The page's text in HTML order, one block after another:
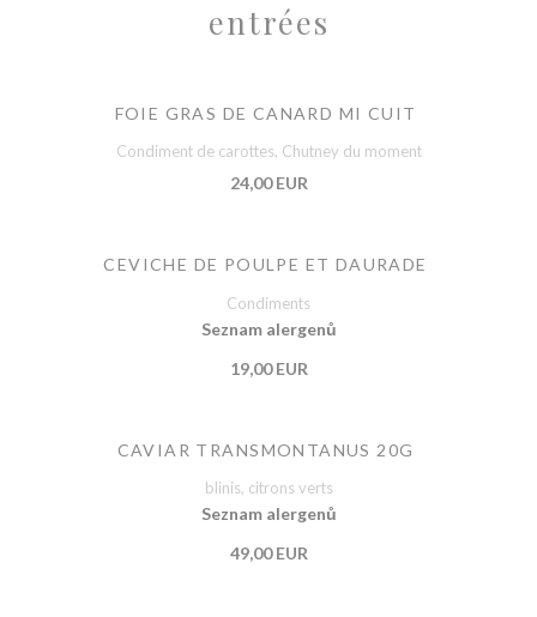
entrées
FOIE GRAS DE CANARD MI CUIT
Condiment de carottes, Chutney du moment
24,00 EUR
CEVICHE DE POULPE ET DAURADE
Condiments
Seznam alergenů
19,00 EUR
CAVIAR TRANSMONTANUS 20G
blinis, citrons verts
Seznam alergenů
49,00 EUR